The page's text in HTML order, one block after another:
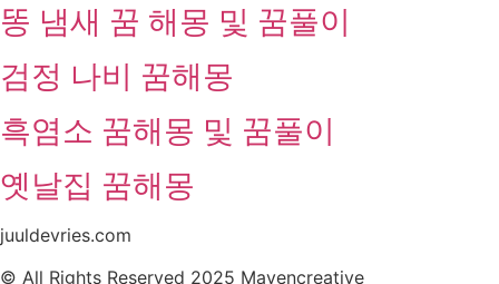
똥 냄새 꿈 해몽 및 꿈풀이
검정 나비 꿈해몽
흑염소 꿈해몽 및 꿈풀이
옛날집 꿈해몽
juuldevries.com
© All Rights Reserved 2025 Mavencreative